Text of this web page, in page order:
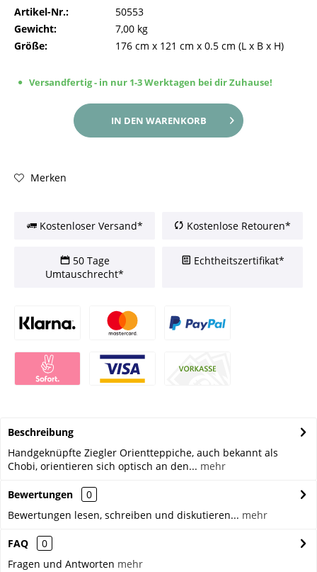
Artikel-Nr.:
50553
Gewicht:
7,00 kg
Größe:
176 cm x 121 cm x 0.5 cm (L x B x H)
Versandfertig - in nur 1-3 Werktagen bei dir Zuhause!
IN DEN WARENKORB
Merken
Kostenloser Versand* Kostenlose Retouren*
50 Tage
Umtauschrecht*
Echtheitszertifikat*
Beschreibung
Handgeknüpfte Ziegler Orientteppiche, auch bekannt als
Chobi, orientieren sich optisch an den... mehr
Bewertungen
0
Bewertungen lesen, schreiben und diskutieren... mehr
FAQ
0
Fragen und Antworten mehr